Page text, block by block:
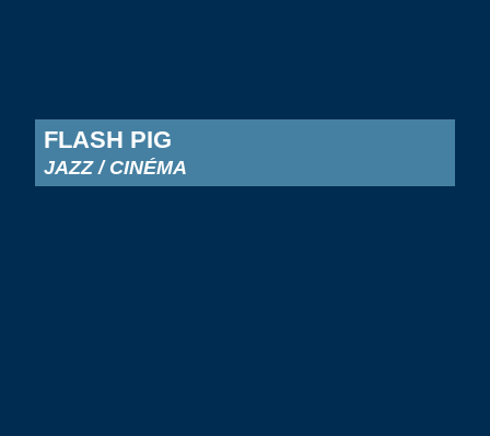
FLASH PIG
JAZZ / CINÉMA